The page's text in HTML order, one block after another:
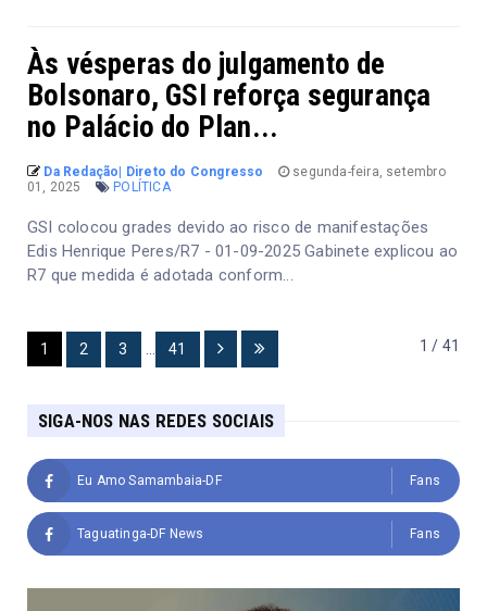
Às vésperas do julgamento de
Bolsonaro, GSI reforça segurança
no Palácio do Plan...
Da Redação| Direto do Congresso
segunda-feira, setembro
01, 2025
POLÍTICA
GSI colocou grades devido ao risco de manifestações
Edis Henrique Peres/R7 - 01-09-2025 Gabinete explicou ao
R7 que medida é adotada conform...
1 / 41
1 2 3 ... 41
SIGA-NOS NAS REDES SOCIAIS
Eu Amo Samambaia-DF Fans
Taguatinga-DF News Fans